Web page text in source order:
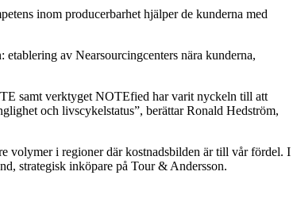
inom producerbarhet hjälper de kunderna med
av Nearsourcingcenters nära kunderna,
samt verktyget NOTEfied har varit nyckeln till att
och livscykelstatus”, berättar Ronald Hedström,
volymer i regioner där kostnadsbilden är till vår fördel. I
strategisk inköpare på Tour & Andersson.